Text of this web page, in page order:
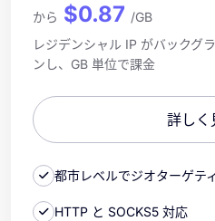
から $0.87 /GB
レジデンシャル IP がバックグ
ンし、GB 単位で課金
詳しく
都市レベルでジオターゲテ
HTTP と SOCKS5 対応